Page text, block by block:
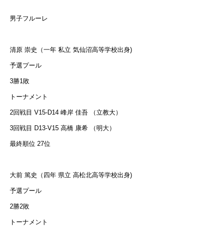
男子フルーレ
清原 崇史（一年 私立 気仙沼高等学校出身)
予選プール
3勝1敗
トーナメント
2回戦目 V15-D14 峰岸 佳吾 （立教大）
3回戦目 D13-V15 高橋 康希 （明大）
最終順位 27位
大前 篤史（四年 県立 高松北高等学校出身)
予選プール
2勝2敗
トーナメント